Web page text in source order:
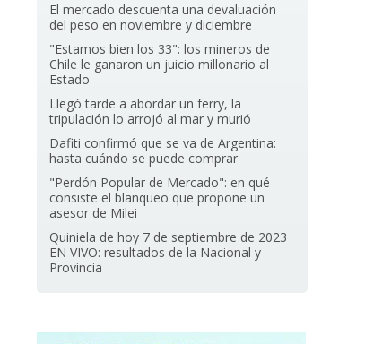
El mercado descuenta una devaluación
del peso en noviembre y diciembre
"Estamos bien los 33": los mineros de
Chile le ganaron un juicio millonario al
Estado
Llegó tarde a abordar un ferry, la
tripulación lo arrojó al mar y murió
Dafiti confirmó que se va de Argentina:
hasta cuándo se puede comprar
"Perdón Popular de Mercado": en qué
consiste el blanqueo que propone un
asesor de Milei
Quiniela de hoy 7 de septiembre de 2023
EN VIVO: resultados de la Nacional y
Provincia